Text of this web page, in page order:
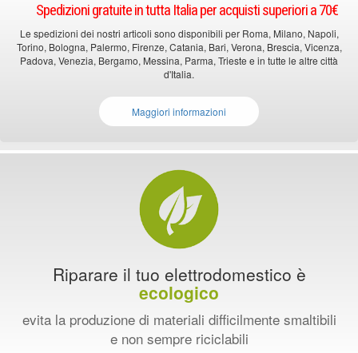
Spedizioni gratuite in tutta Italia per acquisti superiori a 70€
Le spedizioni dei nostri articoli sono disponibili per Roma, Milano, Napoli,
Torino, Bologna, Palermo, Firenze, Catania, Bari, Verona, Brescia, Vicenza,
Padova, Venezia, Bergamo, Messina, Parma, Trieste e in tutte le altre città
d'Italia.
Maggiori informazioni
Riparare il tuo elettrodomestico è
ecologico
evita la produzione di materiali difficilmente smaltibili
e non sempre riciclabili